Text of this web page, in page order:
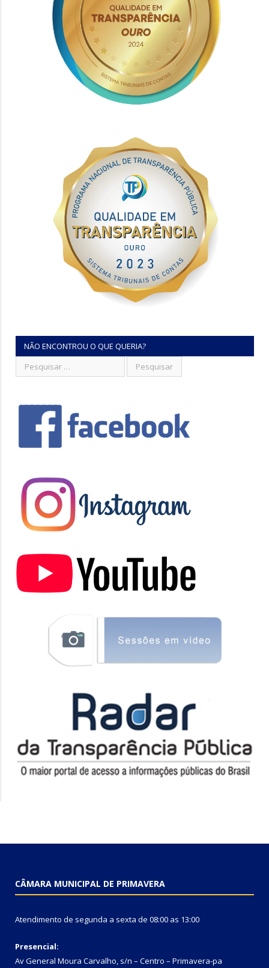
NÃO ENCONTROU O QUE QUERIA?
CÂMARA MUNICIPAL DE PRIMAVERA
Atendimento de segunda a sexta de 08:00 as 13:00
Presencial:
Av General Moura Carvalho, s/n – Centro – Primavera-pa